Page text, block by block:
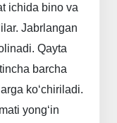
ichida bino va
Jabrlangan
Qayta
barcha
ko‘chiriladi.
yong‘in